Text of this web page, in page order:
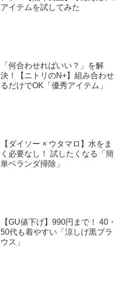
アイテムを試してみた
「何合わせればいい？」を解
決！【ニトリのN+】組み合わせ
るだけでOK「優秀アイテム」
【ダイソー × ウタマロ】水をま
く必要なし！ 試したくなる「簡
単ベランダ掃除」
【GU値下げ】990円まで！ 40・
50代も着やすい「涼しげ黒ブラ
ウス」